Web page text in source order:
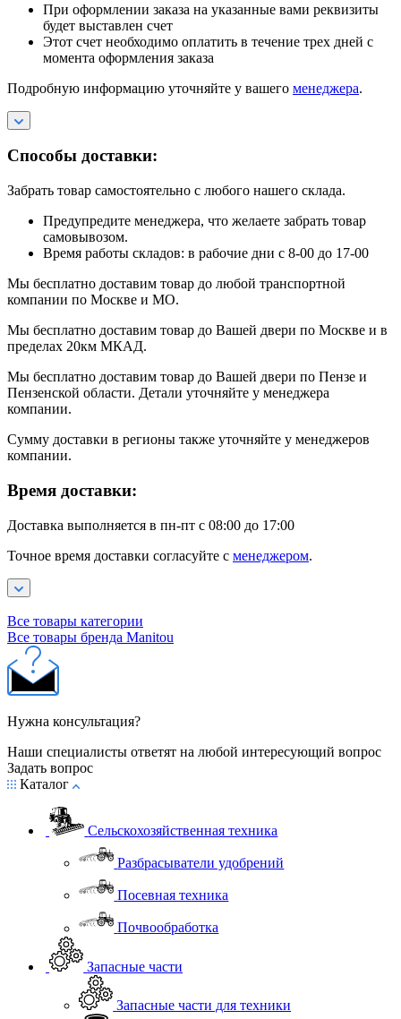
При оформлении заказа на указанные вами реквизиты
будет выставлен счет
Этот счет необходимо оплатить в течение трех дней с
момента оформления заказа
Подробную информацию уточняйте у вашего менеджера.
Способы доставки:
Забрать товар самостоятельно с любого нашего склада.
Предупредите менеджера, что желаете забрать товар
самовывозом.
Время работы складов: в рабочие дни с 8-00 до 17-00
Мы бесплатно доставим товар до любой транспортной
компании по Москве и МО.
Мы бесплатно доставим товар до Вашей двери по Москве и в
пределах 20км МКАД.
Мы бесплатно доставим товар до Вашей двери по Пензе и
Пензенской области. Детали уточняйте у менеджера
компании.
Сумму доставки в регионы также уточняйте у менеджеров
компании.
Время доставки:
Доставка выполняется в пн-пт с 08:00 до 17:00
Точное время доставки согласуйте с менеджером.
Все товары категории
Все товары бренда Manitou
Нужна консультация?
Наши специалисты ответят на любой интересующий вопрос
Задать вопрос
Каталог
Сельскохозяйственная техника
Разбрасыватели удобрений
Посевная техника
Почвообработка
Запасные части
Запасные части для техники